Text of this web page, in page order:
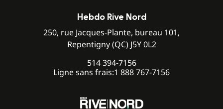
Hebdo Rive Nord
250, rue Jacques-Plante, bureau 101,
Repentigny (QC) J5Y 0L2
514 394-7156
Ligne sans frais:1 888 767-7156